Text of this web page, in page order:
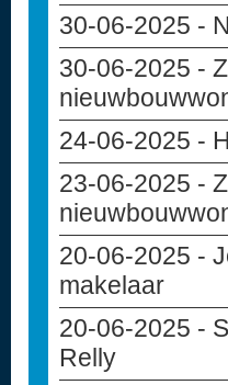
30-06-2025 -
30-06-2025 -
24-06-2025 -
23-06-2025 -
20-06-2025 -
makelaar
20-06-2025 -
Relly